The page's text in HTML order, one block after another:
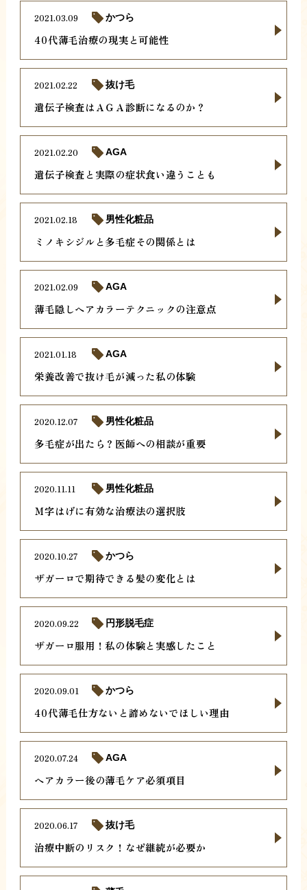
40代薄毛治療の現実と可能性
2021.03.09 かつら
遺伝子検査はＡＧＡ診断になるのか？
2021.02.22 抜け毛
遺伝子検査と実際の症状食い違うことも
2021.02.20 AGA
ミノキシジルと多毛症その関係とは
2021.02.18 男性化粧品
薄毛隠しヘアカラーテクニックの注意点
2021.02.09 AGA
栄養改善で抜け毛が減った私の体験
2021.01.18 AGA
多毛症が出たら？医師への相談が重要
2020.12.07 男性化粧品
Ｍ字はげに有効な治療法の選択肢
2020.11.11 男性化粧品
ザガーロで期待できる髪の変化とは
2020.10.27 かつら
ザガーロ服用！私の体験と実感したこと
2020.09.22 円形脱毛症
40代薄毛仕方ないと諦めないでほしい理由
2020.09.01 かつら
ヘアカラー後の薄毛ケア必須項目
2020.07.24 AGA
治療中断のリスク！なぜ継続が必要か
2020.06.17 抜け毛